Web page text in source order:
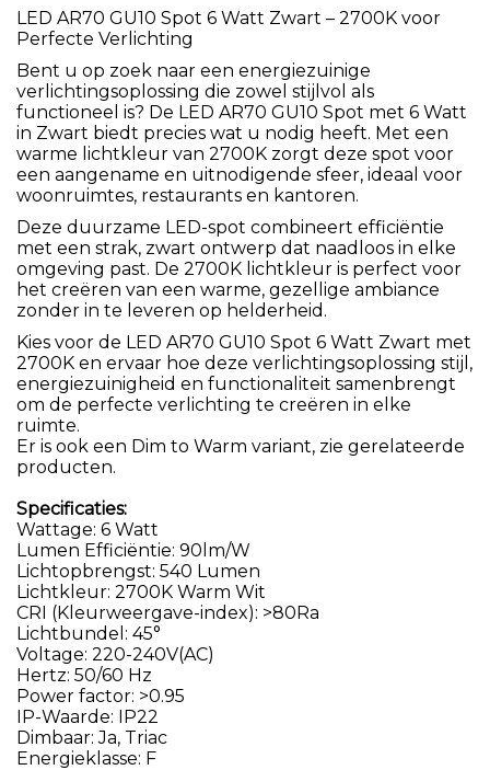
LED AR70 GU10 Spot 6 Watt Zwart – 2700K voor
Perfecte Verlichting
Bent u op zoek naar een energiezuinige
verlichtingsoplossing die zowel stijlvol als
functioneel is? De LED AR70 GU10 Spot met 6 Watt
in Zwart biedt precies wat u nodig heeft. Met een
warme lichtkleur van 2700K zorgt deze spot voor
een aangename en uitnodigende sfeer, ideaal voor
woonruimtes, restaurants en kantoren.
Deze duurzame LED-spot combineert efficiëntie
met een strak, zwart ontwerp dat naadloos in elke
omgeving past. De 2700K lichtkleur is perfect voor
het creëren van een warme, gezellige ambiance
zonder in te leveren op helderheid.
Kies voor de LED AR70 GU10 Spot 6 Watt Zwart met
2700K en ervaar hoe deze verlichtingsoplossing stijl,
energiezuinigheid en functionaliteit samenbrengt
om de perfecte verlichting te creëren in elke
ruimte.
Er is ook een Dim to Warm variant, zie gerelateerde
producten.
Specificaties:
Wattage: 6 Watt
Lumen Efficiëntie: 90lm/W
Lichtopbrengst: 540 Lumen
Lichtkleur: 2700K Warm Wit
CRI (Kleurweergave-index): >80Ra
Lichtbundel: 45°
Voltage: 220-240V(AC)
Hertz: 50/60 Hz
Power factor: >0.95
IP-Waarde: IP22
Dimbaar: Ja, Triac
Energieklasse: F